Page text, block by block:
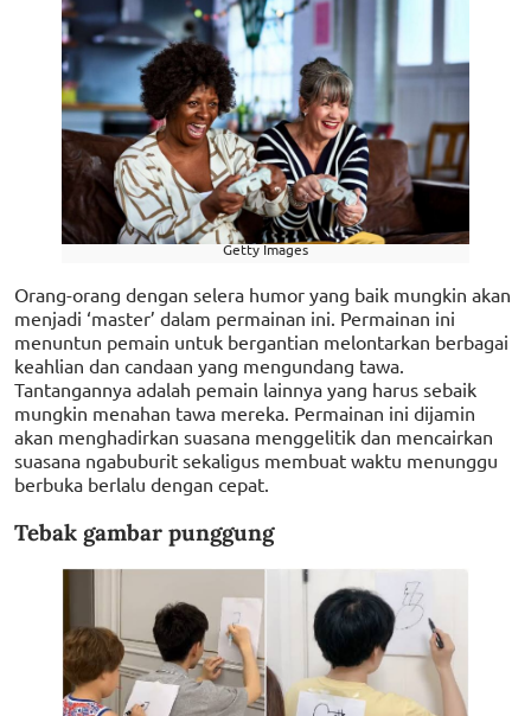
Getty Images
Orang-orang dengan selera humor yang baik mungkin akan
menjadi ‘master’ dalam permainan ini. Permainan ini
menuntun pemain untuk bergantian melontarkan berbagai
keahlian dan candaan yang mengundang tawa.
Tantangannya adalah pemain lainnya yang harus sebaik
mungkin menahan tawa mereka. Permainan ini dijamin
akan menghadirkan suasana menggelitik dan mencairkan
suasana ngabuburit sekaligus membuat waktu menunggu
berbuka berlalu dengan cepat.
Tebak gambar punggung